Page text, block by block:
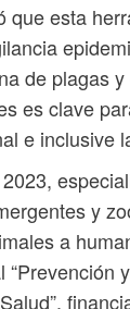
que esta
de plagas
es clave
e inclusive
y
a
“Prevención